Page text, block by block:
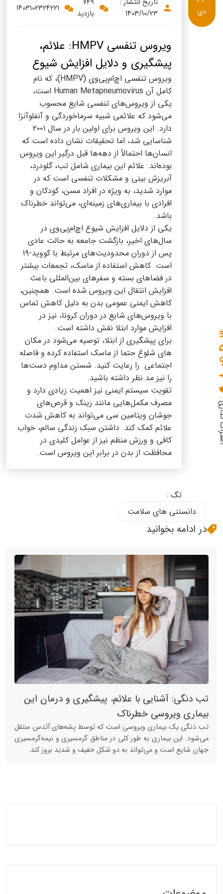
سینما دوماس
دانستنی های سلامت
گالری تصاویر
English
Russian
Arabic
Turkish
1403/10/23
بازدید
1403102324221 دی
ویروس تنفسی HMPV: علائم،
پیشگیری و دلایل افزایش شیوع
ویروس تنفسی اچ‌ام‌پی‌وی (HMPV)، که نام
کامل آن Human Metapneumovirus است،
یکی از ویروس‌های تنفسی شایع محسوب
می‌شود که علائمی شبیه سرماخوردگی و آنفلوآنزا
دارد. این ویروس برای اولین بار در سال ۲۰۰۱
شناسایی شد، اما تحقیقات نشان داده است که
انسان‌ها احتمالاً از دهه‌ها قبل درگیر این ویروس
بوده‌اند. علائم این بیماری شامل تب، گلودرد،
آبریزش بینی و مشکلات تنفسی است که در
موارد شدید، به ویژه در افراد مسن، کودکان و
افرادی با بیماری‌های زمینه‌ای، می‌تواند خطرناک
باشد.
یکی از دلایل افزایش شیوع اچ‌ام‌پی‌وی در
سال‌های اخیر، بازگشت جامعه به حالت عادی
پس از دوران محدودیت‌های مرتبط با کووید-۱۹
است. کاهش استفاده از ماسک، تجمعات بیشتر
در فضاهای بسته و سفرهای بین‌المللی باعث
افزایش انتقال این ویروس شده است. همچنین،
کاهش ایمنی عمومی بدن به دلیل کاهش تماس
با ویروس‌های شایع در دوران کرونا، نیز در
افزایش موارد ابتلا نقش داشته است.
برای پیشگیری از ابتلا، توصیه می‌شود در مکان
های شلوغ حتما از ماسک‌ استفاده کرده و فاصله
اجتماعی را رعایت کنید. شستن مداوم دست‌ها
را نیز مد نظر داشته باشید.
تقویت سیستم ایمنی نیز اهمیت زیادی دارد و
مصرف مکمل‌هایی مانند زینک و قرص‌های
جوشان ویتامین سی می‌تواند به کاهش شدت
علائم کمک کند. داشتن سبک زندگی سالم، خواب
کافی و ورزش منظم نیز از عوامل کلیدی در
محافظت از بدن در برابر این ویروس است.
:
تگ :
دانستنی های سلامت
در ادامه بخوانید
تب دنگی: آشنایی با علائم، پیشگیری و درمان این
بیماری ویروسی خطرناک
تب دنگی یک بیماری ویروسی است که توسط پشه‌های آئدس منتقل
می‌شود. این بیماری به طور کلی در مناطق گرمسیری و نیمه‌گرمسیری
جهان شایع است و می‌تواند به دو شکل خفیف و شدید بروز کند.